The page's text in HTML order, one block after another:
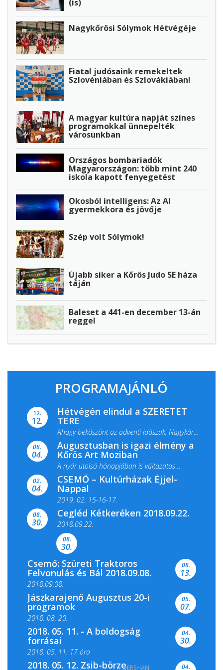
(is)
Nagykőrösi Sólymok Hétvégéje
Fiatal judósaink remekeltek
Szlovéniában és Szlovákiában!
A magyar kultúra napját színes
programokkal ünnepelték
városunkban
Országos bombariadók
Magyarországon: több mint 240
iskola kapott fenyegetést
Okosból intelligens: Az AI
gyermekkora és jövője
Szép volt Sólymok!
Újabb siker a Kőrös Judo SE háza
táján
Baleset a 441-en december 13-án
reggel
PROGRAMAJÁNLÓ
12.
12.
Hétvégén elindul a SZERETET
TERE
Ahogy beköszönt az adventi időszak, Nagykőrös
ismét megtelik ünnepi fénnyel és közös...
08.
04.
Augusztusban is igazi élmény a
Kőrös Art Moziban
A nyár utolsó hónapjában is változatos
filmkínálattal, családi...
02.
04.
CSEMŐ – Kultúrházak Éjjel-
Nappal
2019. 02. 15-16-17.
Színes és tartalmas programokkal várja a
Csemői Községi Könyvtár és...
08.
30.
Cegléd Kétkeréken 2018.09.22.
2018.09.22.
08.
30.
Csemő: Szüreti Traktoros
Felvonulás és Bál 2018.09.08.
2018.09.08.
08.
13.
Jászkarajenő Augusztus 20-i
programok
2018. 08. 20.
05.
07.
2018. 05. 11. - A boldogság
forrásai
2018. 05. 11. 17 óra
04.
30.
2018. 05. 12. Zsib-börze 04.
DERSHAN